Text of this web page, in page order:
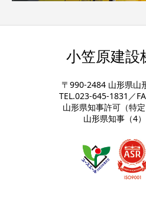
小笠原建設
〒990-2484 山形県山
TEL.023-645-1831／
山形県知事許可（特
山形県知事（4